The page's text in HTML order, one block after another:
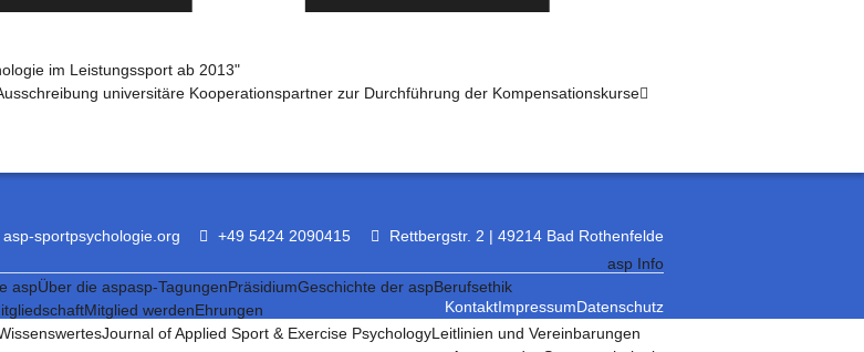
asp Info
aspÜber die aspasp-TagungenPräsidiumGeschichte der aspBerufsethik
Mitglied werdenEhrungen
Journal of Applied Sport & Exercise PsychologyLeitlinien und Vereinbarungen
im Leistungssport ab 2013"
universitäre Kooperationspartner zur Durchführung der Kompensationskurse
asp-sportpsychologie.org +49 5424 2090415 Rettbergstr. 2 | 49214 Bad Rothenfelde
KontaktImpressumDatenschutz